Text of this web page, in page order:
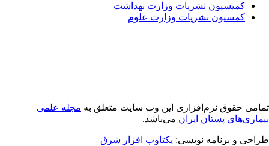
کمیسیون نشریات وزارت بهداشت
کمسیون نشریات وزارت علوم
حقوق نرم‌افزاری اين وب سایت متعلق بهمجله علمی
پستان ایران می‌باشد.
و برنامه نویسی: یکتاوب افزار شرق